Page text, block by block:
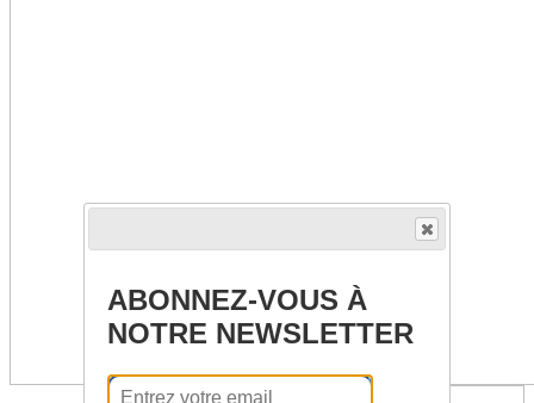
ABONNEZ-VOUS À
NOTRE NEWSLETTER